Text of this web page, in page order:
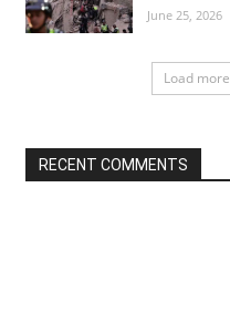
June 25, 2026
Load more
RECENT COMMENTS